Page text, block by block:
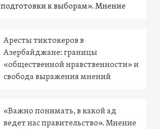
подготовки к выборам». Мнение
Аресты тиктокеров в
Азербайджане: границы
«общественной нравственности» и
свобода выражения мнений
«Важно понимать, в какой ад
ведет нас правительство». Мнение